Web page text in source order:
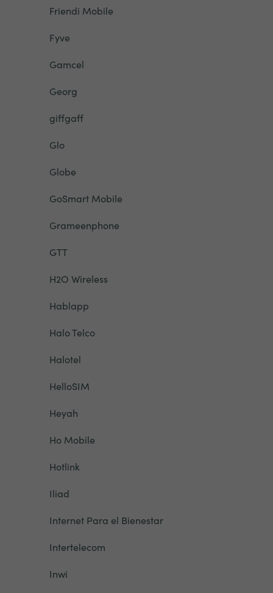
Friendi Mobile
Fyve
Gamcel
Georg
giffgaff
Glo
Globe
GoSmart Mobile
Grameenphone
GTT
H2O Wireless
Hablapp
Halo Telco
Halotel
HelloSIM
Heyah
Ho Mobile
Hotlink
Iliad
Internet Para el Bienestar
Intertelecom
Inwi